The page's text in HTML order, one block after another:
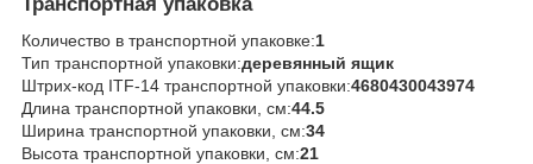
Количество в транспортной упаковке:1
Тип транспортной упаковки:деревянный ящик
Штрих-код ITF-14 транспортной упаковки:4680430043974
Длина транспортной упаковки, см:44.5
Ширина транспортной упаковки, см:34
Высота транспортной упаковки, см:21